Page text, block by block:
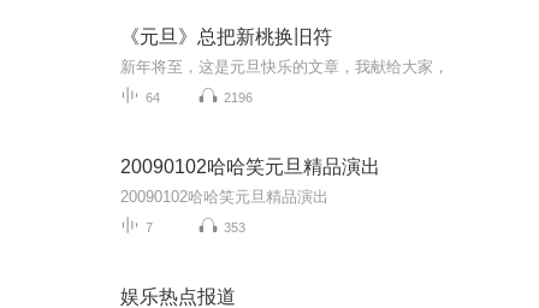
《元旦》总把新桃换旧符
新年将至，这是元旦快乐的文章，我献给大家，
64 2196
20090102哈哈笑元旦精品演出
20090102哈哈笑元旦精品演出
7 353
娱乐热点报道